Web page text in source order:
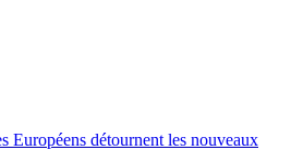
Européens détournent les nouveaux